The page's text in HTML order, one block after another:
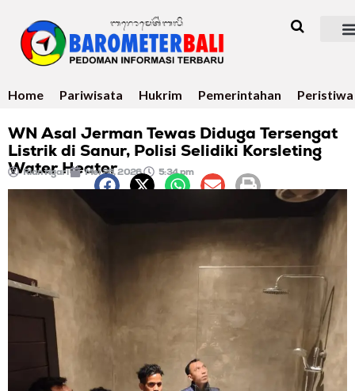
Home Pariwisata Hukrim Pemerintahan Peristiwa
WN Asal Jerman Tewas Diduga Tersengat
Listrik di Sanur, Polisi Selidiki Korsleting
Water Heater
Rian Ngari Mei 26, 2026 5:34 pm